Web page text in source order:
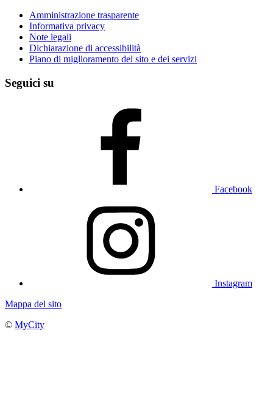
Amministrazione trasparente
Informativa privacy
Note legali
Dichiarazione di accessibilità
Piano di miglioramento del sito e dei servizi
Seguici su
Facebook
Instagram
Mappa del sito
© MyCity